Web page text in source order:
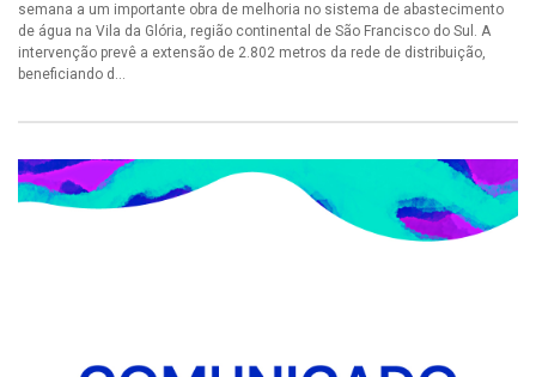
semana a um importante obra de melhoria no sistema de abastecimento
de água na Vila da Glória, região continental de São Francisco do Sul. A
intervenção prevê a extensão de 2.802 metros da rede de distribuição,
beneficiando d...